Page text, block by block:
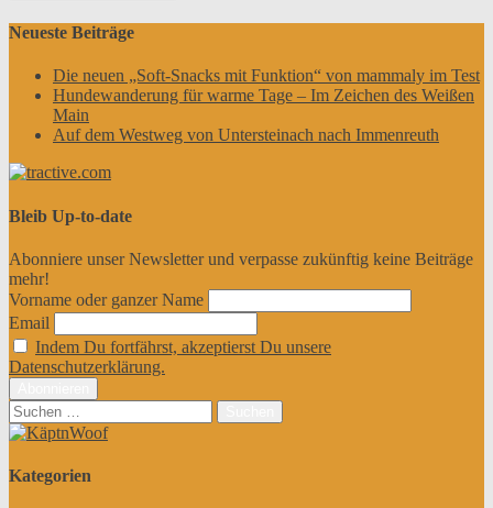
Neueste Beiträge
Die neuen „Soft-Snacks mit Funktion“ von mammaly im Test
Hundewanderung für warme Tage – Im Zeichen des Weißen
Main
Auf dem Westweg von Untersteinach nach Immenreuth
Bleib Up-to-date
Abonniere unser Newsletter und verpasse zukünftig keine Beiträge
mehr!
Vorname oder ganzer Name
Email
Indem Du fortfährst, akzeptierst Du unsere
Datenschutzerklärung.
Suchen
nach:
Kategorien